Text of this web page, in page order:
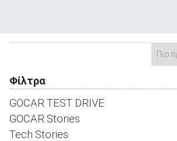
Επιχειρήσεις
Φίλτρα
GOCAR TEST DRIVE
GOCAR Stories
Tech Stories